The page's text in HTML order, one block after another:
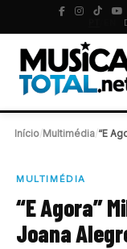
Início Multimédia “E
MULTIMÉDIA
“E Agora”
Joana